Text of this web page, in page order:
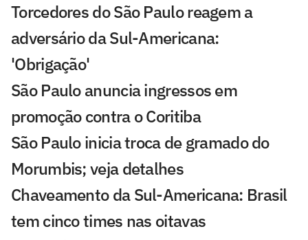
Torcedores do São Paulo reagem a
adversário da Sul-Americana:
'Obrigação'
São Paulo anuncia ingressos em
promoção contra o Coritiba
São Paulo inicia troca de gramado do
Morumbis; veja detalhes
Chaveamento da Sul-Americana: Brasil
tem cinco times nas oitavas